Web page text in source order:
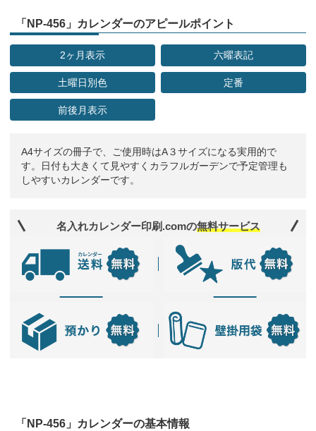
「NP-456」カレンダーのアピールポイント
2ヶ月表示 六曜表記
土曜日別色 定番
前後月表示
A4サイズの冊子で、ご使用時はA３サイズになる実用的で
す。日付も大きくて見やすくカラフルガーデンで予定管理も
しやすいカレンダーです。
名入れカレンダー印刷.comの無料サービス
「NP-456」カレンダーの基本情報